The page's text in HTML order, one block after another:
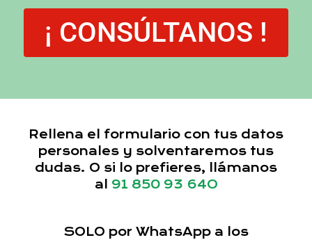
¡ CONSÚLTANOS !
Rellena el formulario con tus datos
personales y solventaremos tus
dudas. O si lo prefieres, llámanos
al 91 850 93 64O
SOLO por WhatsApp a los